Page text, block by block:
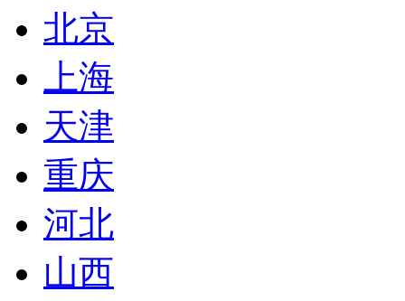
北京
上海
天津
重庆
河北
山西